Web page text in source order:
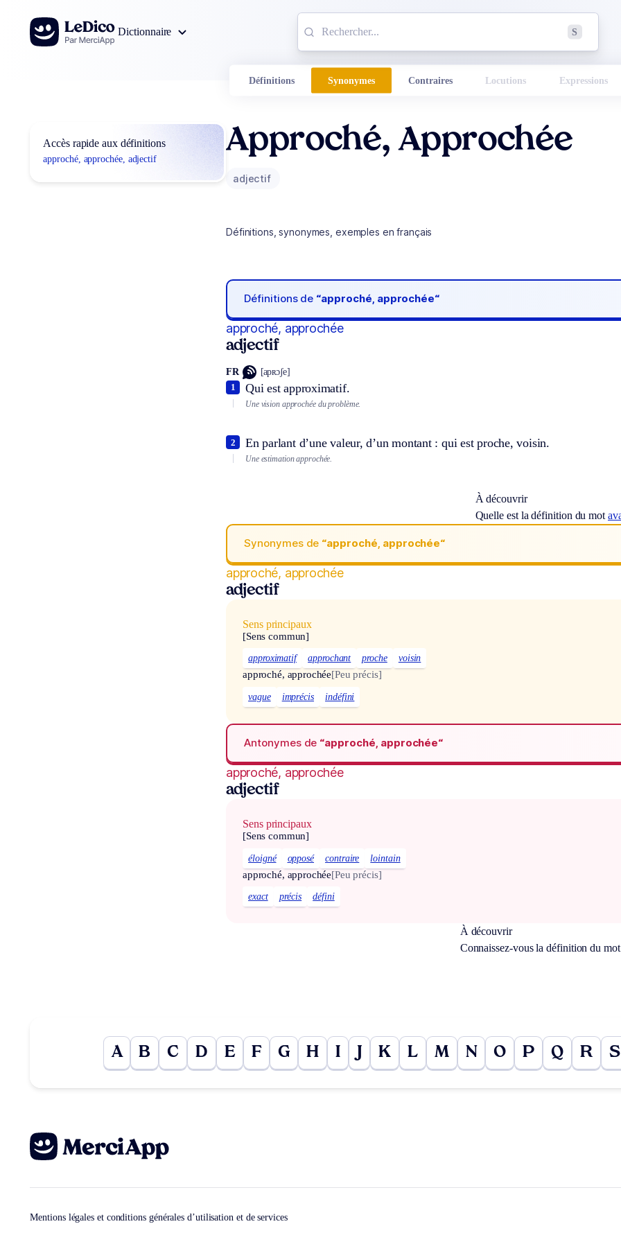
Aller au contenu
Dictionnaire
S
Définitions Synonymes Contraires Locutions Expressions
Accès rapide aux définitions
approché, approchée, adjectif
Approché, Approchée
adjectif
Définitions, synonymes, exemples en français
Définitions de “approché, approchée“
approché, approchée
adjectif
FR [apʀɔʃe]
Qui est approximatif.
1
Une vision approchée du problème.
En parlant d’une valeur, d’un montant : qui est proche, voisin.
2
Une estimation approchée.
À découvrir
Quelle est la définition du mot
Synonymes de “approché, approchée“
approché, approchée
adjectif
Sens principaux
[Sens commun]
approximatif approchant proche voisin
approché, approchée[Peu précis]
vague imprécis indéfini
Antonymes de “approché, approchée“
approché, approchée
adjectif
Sens principaux
[Sens commun]
éloigné opposé contraire lointain
approché, approchée[Peu précis]
exact précis défini
À découvrir
Connaissez-vous la définition du mot
A B C D E F G H I J K L M N O P Q R S
Mentions légales et conditions générales d’utilisation et de services